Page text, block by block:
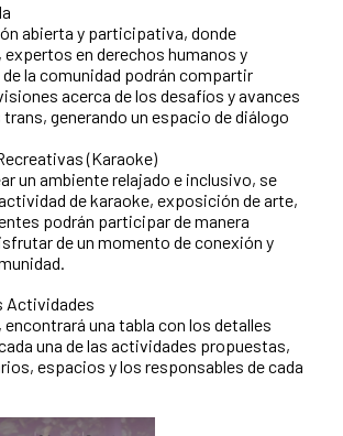
abierta y participativa, donde
en derechos humanos y
la comunidad podrán compartir
acerca de los desafíos y avances
generando un espacio de diálogo
(Karaoke)
un ambiente relajado e inclusivo, se
de karaoke, exposición de arte,
podrán participar de manera
de un momento de conexión y
Actividades
una tabla con los detalles
una de las actividades propuestas,
espacios y los responsables de cada